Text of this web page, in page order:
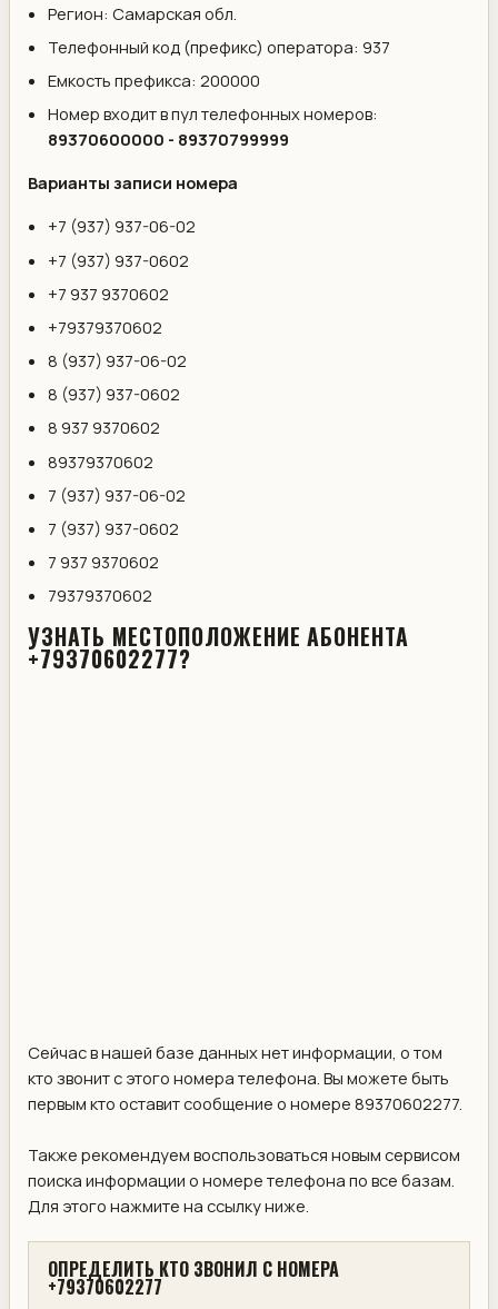
Регион: Самарская обл.
Телефонный код (префикс) оператора: 937
Емкость префикса: 200000
Номер входит в пул телефонных номеров:
89370600000 - 89370799999
Варианты записи номера
+7 (937) 937-06-02
+7 (937) 937-0602
+7 937 9370602
+79379370602
8 (937) 937-06-02
8 (937) 937-0602
8 937 9370602
89379370602
7 (937) 937-06-02
7 (937) 937-0602
7 937 9370602
79379370602
УЗНАТЬ МЕСТОПОЛОЖЕНИЕ АБОНЕНТА
+79370602277?
Сейчас в нашей базе данных нет информации, о том
кто звонит с этого номера телефона. Вы можете быть
первым кто оставит сообщение о номере 89370602277.
Также рекомендуем воспользоваться новым сервисом
поиска информации о номере телефона по все базам.
Для этого нажмите на ссылку ниже.
ОПРЕДЕЛИТЬ КТО ЗВОНИЛ С НОМЕРА
+79370602277